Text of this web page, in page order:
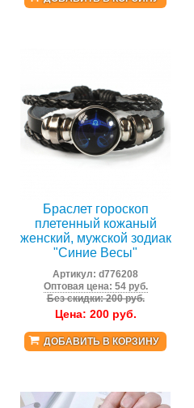
Браслет гороскоп
плетенный кожаный
женский, мужской зодиак
"Синие Весы"
Артикул:d776208
Оптовая цена: 54 руб.
Без скидки: 200 руб.
Цена: 200руб.
ДОБАВИТЬ В КОРЗИНУ